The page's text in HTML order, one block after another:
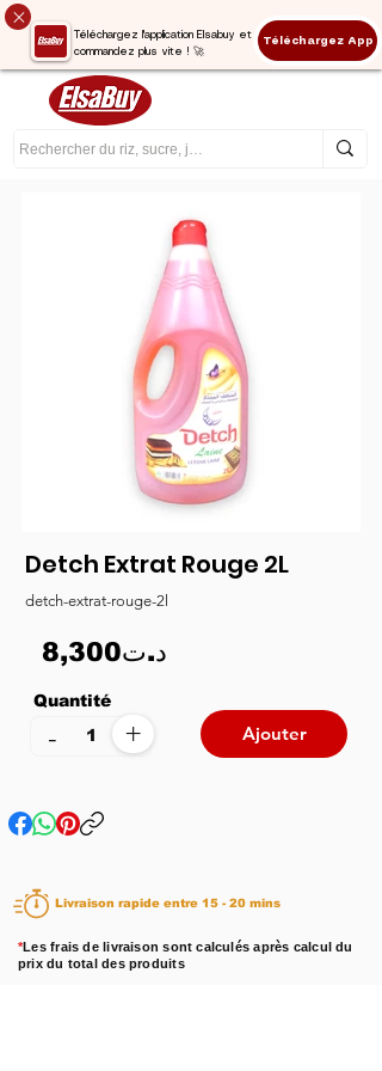
Téléchargez l'application Elsabuy et
commandez plus vite ! 🚀
Téléchargez App
Detch Extrat Rouge 2L
detch-extrat-rouge-2l
8,300د.ت
Quantité
+
- Ajouter
Livraison rapide entre 15 - 20 mins
*Les frais de livraison sont calculés après calcul du
prix du total des produits